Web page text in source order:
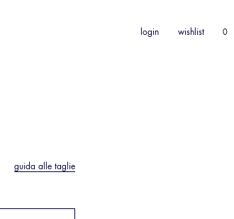
login wishlist 0
guida alle taglie